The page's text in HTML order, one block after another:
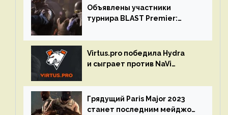
Объявлены участники
турнира BLAST Premier:
Virtus.pro победила Hydra
и сыграет против NaVi
Грядущий Paris Major 2023
станет последним мейджор-